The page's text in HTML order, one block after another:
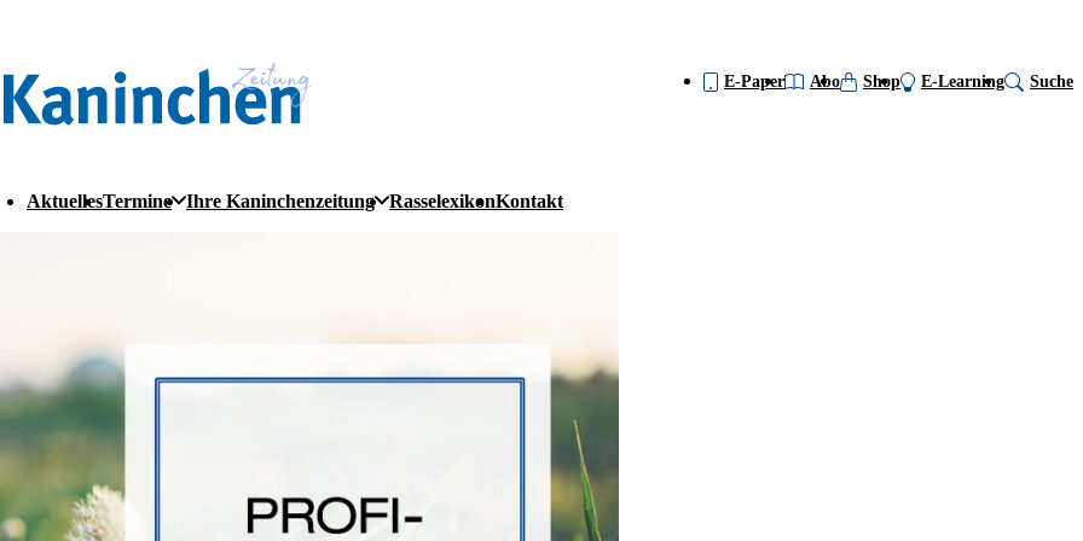
AktuellesTermine Ihre Kaninchenzeitung RasselexikonKontakt
E-Paper Abo Shop E-Learning Suche